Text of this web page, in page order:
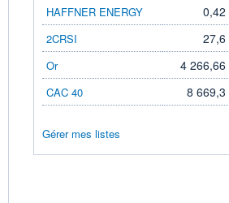
HAFFNER ENERGY 0,42
2CRSI 27,6
Or 4 266,66
CAC 40 8 669,3
Gérer mes listes